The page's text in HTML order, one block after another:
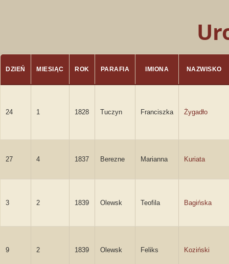
DZIEŃ MIESIĄC ROK PARAFIA IMIONA NAZWISKO
24 1 1828 Tuczyn Franciszka Żygadło
27 4 1837 Berezne Marianna Kuriata
3 2 1839 Olewsk Teofila Bagińska
9 2 1839 Olewsk Feliks Koziński